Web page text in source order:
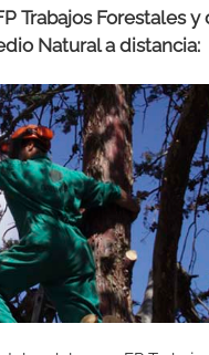
Trabajos Forestales y
Natural a distancia: